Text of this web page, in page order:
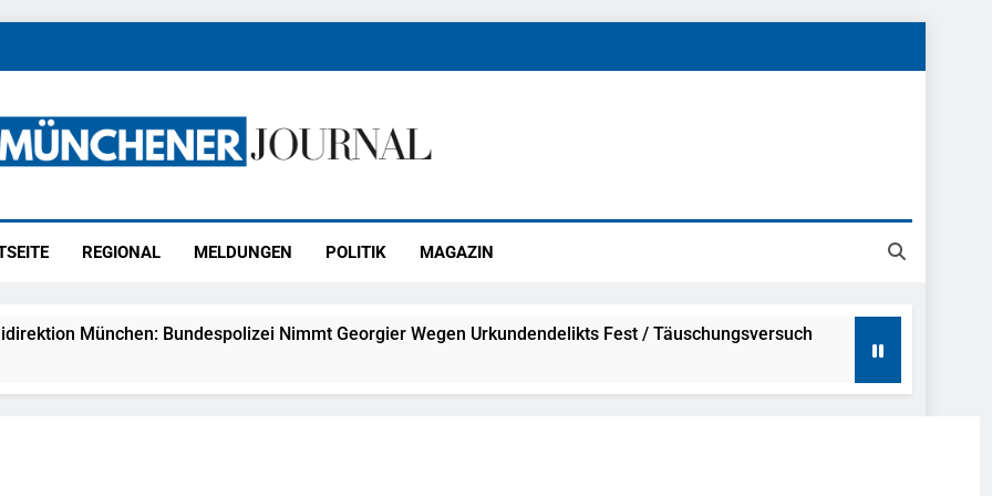
REGIONAL MELDUNGEN POLITIK MAGAZIN
München: Bundespolizei Nimmt Georgier Wegen Urkundendelikts Fest / Täuschungsversuch